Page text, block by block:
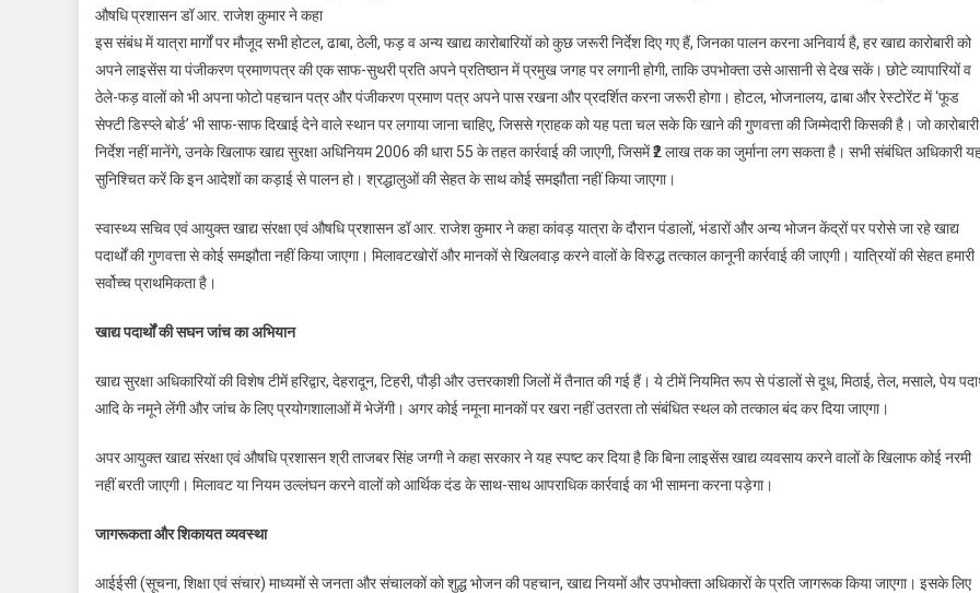
औषधि प्रशासन डॉ आर. राजेश कुमार ने कहा
इस संबंध में यात्रा मार्गों पर मौजूद सभी होटल, ढाबा, ठेली, फड़ व अन्य खाद्य कारोबारियों को कुछ जरूरी निर्देश दिए गए हैं, जिनका पालन करना अनिवार्य है, हर खाद्य कारोबारी को
अपने लाइसेंस या पंजीकरण प्रमाणपत्र की एक साफ-सुथरी प्रति अपने प्रतिष्ठान में प्रमुख जगह पर लगानी होगी, ताकि उपभोक्ता उसे आसानी से देख सकें। छोटे व्यापारियों व
ठेले-फड़ वालों को भी अपना फोटो पहचान पत्र और पंजीकरण प्रमाण पत्र अपने पास रखना और प्रदर्शित करना जरूरी होगा। होटल, भोजनालय, ढाबा और रेस्टोरेंट में ‘फूड
सेफ्टी डिस्प्ले बोर्ड’ भी साफ-साफ दिखाई देने वाले स्थान पर लगाया जाना चाहिए, जिससे ग्राहक को यह पता चल सके कि खाने की गुणवत्ता की जिम्मेदारी किसकी है। जो
निर्देश नहीं मानेंगे, उनके खिलाफ खाद्य सुरक्षा अधिनियम 2006 की धारा 55 के तहत कार्रवाई की जाएगी, जिसमें ₹2 लाख तक का जुर्माना लग सकता है। सभी संबंधित अधिकारी
सुनिश्चित करें कि इन आदेशों का कड़ाई से पालन हो। श्रद्धालुओं की सेहत के साथ कोई समझौता नहीं किया जाएगा।
स्वास्थ्य सचिव एवं आयुक्त खाद्य संरक्षा एवं औषधि प्रशासन डॉ आर. राजेश कुमार ने कहा कांवड़ यात्रा के दौरान पंडालों, भंडारों और अन्य भोजन केंद्रों पर परोसे जा रहे खाद्य
पदार्थों की गुणवत्ता से कोई समझौता नहीं किया जाएगा। मिलावटखोरों और मानकों से खिलवाड़ करने वालों के विरुद्ध तत्काल कानूनी कार्रवाई की जाएगी। यात्रियों की सेहत हमारी
सर्वोच्च प्राथमिकता है।
खाद्य पदार्थों की सघन जांच का अभियान
खाद्य सुरक्षा अधिकारियों की विशेष टीमें हरिद्वार, देहरादून, टिहरी, पौड़ी और उत्तरकाशी जिलों में तैनात की गई हैं। ये टीमें नियमित रूप से पंडालों से दूध, मिठाई, तेल, मसाले, पेय
आदि के नमूने लेंगी और जांच के लिए प्रयोगशालाओं में भेजेंगी। अगर कोई नमूना मानकों पर खरा नहीं उतरता तो संबंधित स्थल को तत्काल बंद कर दिया जाएगा।
अपर आयुक्त खाद्य संरक्षा एवं औषधि प्रशासन श्री ताजबर सिंह जग्गी ने कहा सरकार ने यह स्पष्ट कर दिया है कि बिना लाइसेंस खाद्य व्यवसाय करने वालों के खिलाफ कोई नरमी
नहीं बरती जाएगी। मिलावट या नियम उल्लंघन करने वालों को आर्थिक दंड के साथ-साथ आपराधिक कार्रवाई का भी सामना करना पड़ेगा।
जागरूकता और शिकायत व्यवस्था
आईईसी (सूचना, शिक्षा एवं संचार) माध्यमों से जनता और संचालकों को शुद्ध भोजन की पहचान, खाद्य नियमों और उपभोक्ता अधिकारों के प्रति जागरूक किया जाएगा। इसके लिए